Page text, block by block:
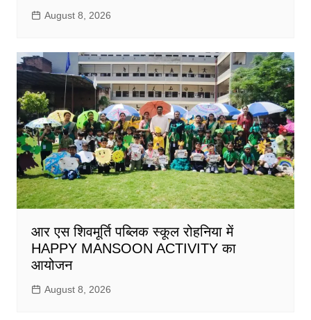
August 8, 2026
आर एस शिवमूर्ति पब्लिक स्कूल रोहनिया में
HAPPY MANSOON ACTIVITY का
आयोजन
August 8, 2026